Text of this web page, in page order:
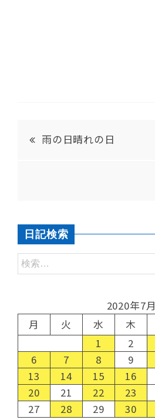
雨の日晴れの日
日記検索
2020年7月
月
火 水 木
1
2
6
7 8 9
13
14 15 16
20
21 22 23
27
28 29 30